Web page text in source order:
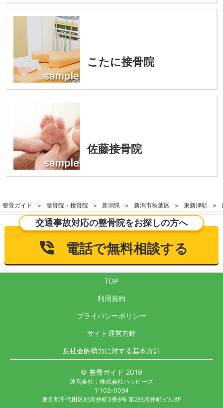
こたに接骨院
佐藤接骨院
整骨ガイド 整骨院・接骨院 新潟県 新潟市秋葉区 東新津駅
交通事故対応の整骨院をお探しの方へ
電話で無料相談する
TOP
利用規約
プライバシーポリシー
サイト運営方針
反社会的勢力に対する基本方針
© 整骨ガイド 2019
運営会社：株式会社ハッピーズ
〒102-0094
東京都千代田区紀尾井町3番8号 第2紀尾井町ビル3F